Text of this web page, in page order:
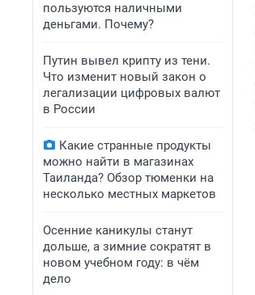
пользуются наличными
деньгами. Почему?
Путин вывел крипту из тени.
Что изменит новый закон о
легализации цифровых валют
в России
Какие странные продукты
можно найти в магазинах
Таиланда? Обзор тюменки на
несколько местных маркетов
Осенние каникулы станут
дольше, а зимние сократят в
новом учебном году: в чём
дело